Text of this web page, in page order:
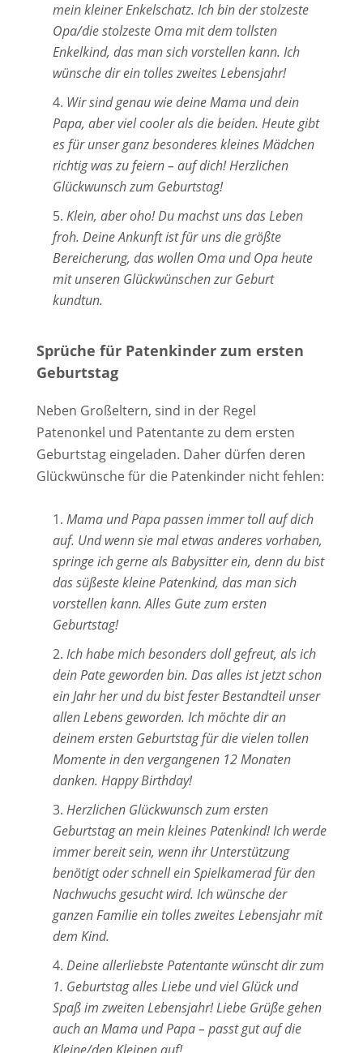
mein kleiner Enkelschatz. Ich bin der stolzeste
Opa/die stolzeste Oma mit dem tollsten
Enkelkind, das man sich vorstellen kann. Ich
wünsche dir ein tolles zweites Lebensjahr!
Wir sind genau wie deine Mama und dein
Papa, aber viel cooler als die beiden. Heute gibt
es für unser ganz besonderes kleines Mädchen
richtig was zu feiern – auf dich! Herzlichen
Glückwunsch zum Geburtstag!
Klein, aber oho! Du machst uns das Leben
froh. Deine Ankunft ist für uns die größte
Bereicherung, das wollen Oma und Opa heute
mit unseren Glückwünschen zur Geburt
kundtun.
Sprüche für Patenkinder zum ersten
Geburtstag
Neben Großeltern, sind in der Regel
Patenonkel und Patentante zu dem ersten
Geburtstag eingeladen. Daher dürfen deren
Glückwünsche für die Patenkinder nicht fehlen:
Mama und Papa passen immer toll auf dich
auf. Und wenn sie mal etwas anderes vorhaben,
springe ich gerne als Babysitter ein, denn du bist
das süßeste kleine Patenkind, das man sich
vorstellen kann. Alles Gute zum ersten
Geburtstag!
Ich habe mich besonders doll gefreut, als ich
dein Pate geworden bin. Das alles ist jetzt schon
ein Jahr her und du bist fester Bestandteil unser
allen Lebens geworden. Ich möchte dir an
deinem ersten Geburtstag für die vielen tollen
Momente in den vergangenen 12 Monaten
danken. Happy Birthday!
Herzlichen Glückwunsch zum ersten
Geburtstag an mein kleines Patenkind! Ich werde
immer bereit sein, wenn ihr Unterstützung
benötigt oder schnell ein Spielkamerad für den
Nachwuchs gesucht wird. Ich wünsche der
ganzen Familie ein tolles zweites Lebensjahr mit
dem Kind.
Deine allerliebste Patentante wünscht dir zum
1. Geburtstag alles Liebe und viel Glück und
Spaß im zweiten Lebensjahr! Liebe Grüße gehen
auch an Mama und Papa – passt gut auf die